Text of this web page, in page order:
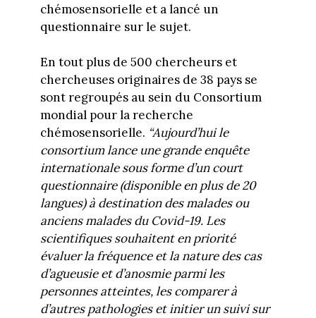
chémosensorielle et a lancé un
questionnaire sur le sujet.
En tout plus de 500 chercheurs et
chercheuses originaires de 38 pays se
sont regroupés au sein du Consortium
mondial pour la recherche
chémosensorielle. “Aujourd’hui le
consortium lance une grande enquête
internationale sous forme d’un court
questionnaire (disponible en plus de 20
langues) à destination des malades ou
anciens malades du Covid-19. Les
scientifiques souhaitent en priorité
évaluer la fréquence et la nature des cas
d’agueusie et d’anosmie parmi les
personnes atteintes, les comparer à
d’autres pathologies et initier un suivi sur